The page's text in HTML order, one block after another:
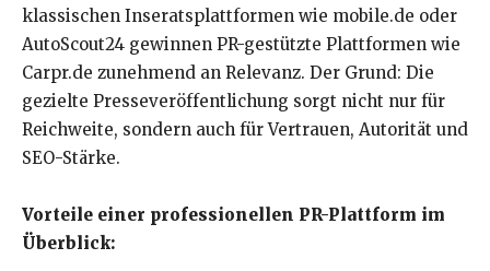
klassischen Inseratsplattformen wie mobile.de oder
AutoScout24 gewinnen PR-gestützte Plattformen wie
Carpr.de zunehmend an Relevanz. Der Grund: Die
gezielte Presseveröffentlichung sorgt nicht nur für
Reichweite, sondern auch für Vertrauen, Autorität und
SEO-Stärke.
Vorteile einer professionellen PR-Plattform im
Überblick: